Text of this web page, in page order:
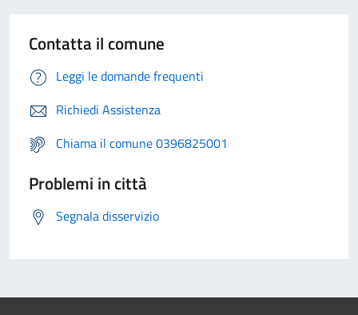
Contatta il comune
Leggi le domande frequenti
Richiedi Assistenza
Chiama il comune 0396825001
Problemi in città
Segnala disservizio